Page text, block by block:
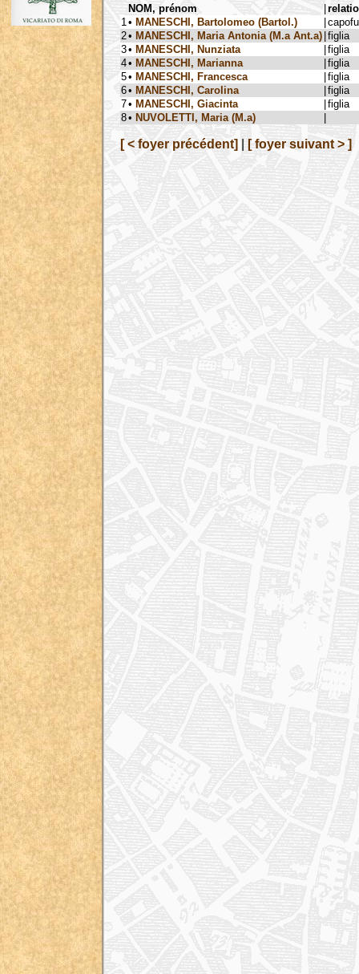
NOM, prénom |
1 • MANESCHI, Bartolomeo (Bartol.) |
2• MANESCHI, Maria Antonia (M.a Ant.a) |figlia
3• MANESCHI, Nunziata |figlia
4• MANESCHI, Marianna |figlia
5• MANESCHI, Francesca |figlia
6• MANESCHI, Carolina |figlia
7• MANESCHI, Giacinta |figlia
8• NUVOLETTI, Maria (M.a) |
[ < foyer précédent] [ foyer suivant > ]